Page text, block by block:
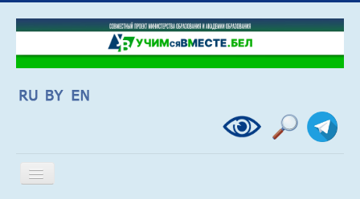
Включить/
выключить